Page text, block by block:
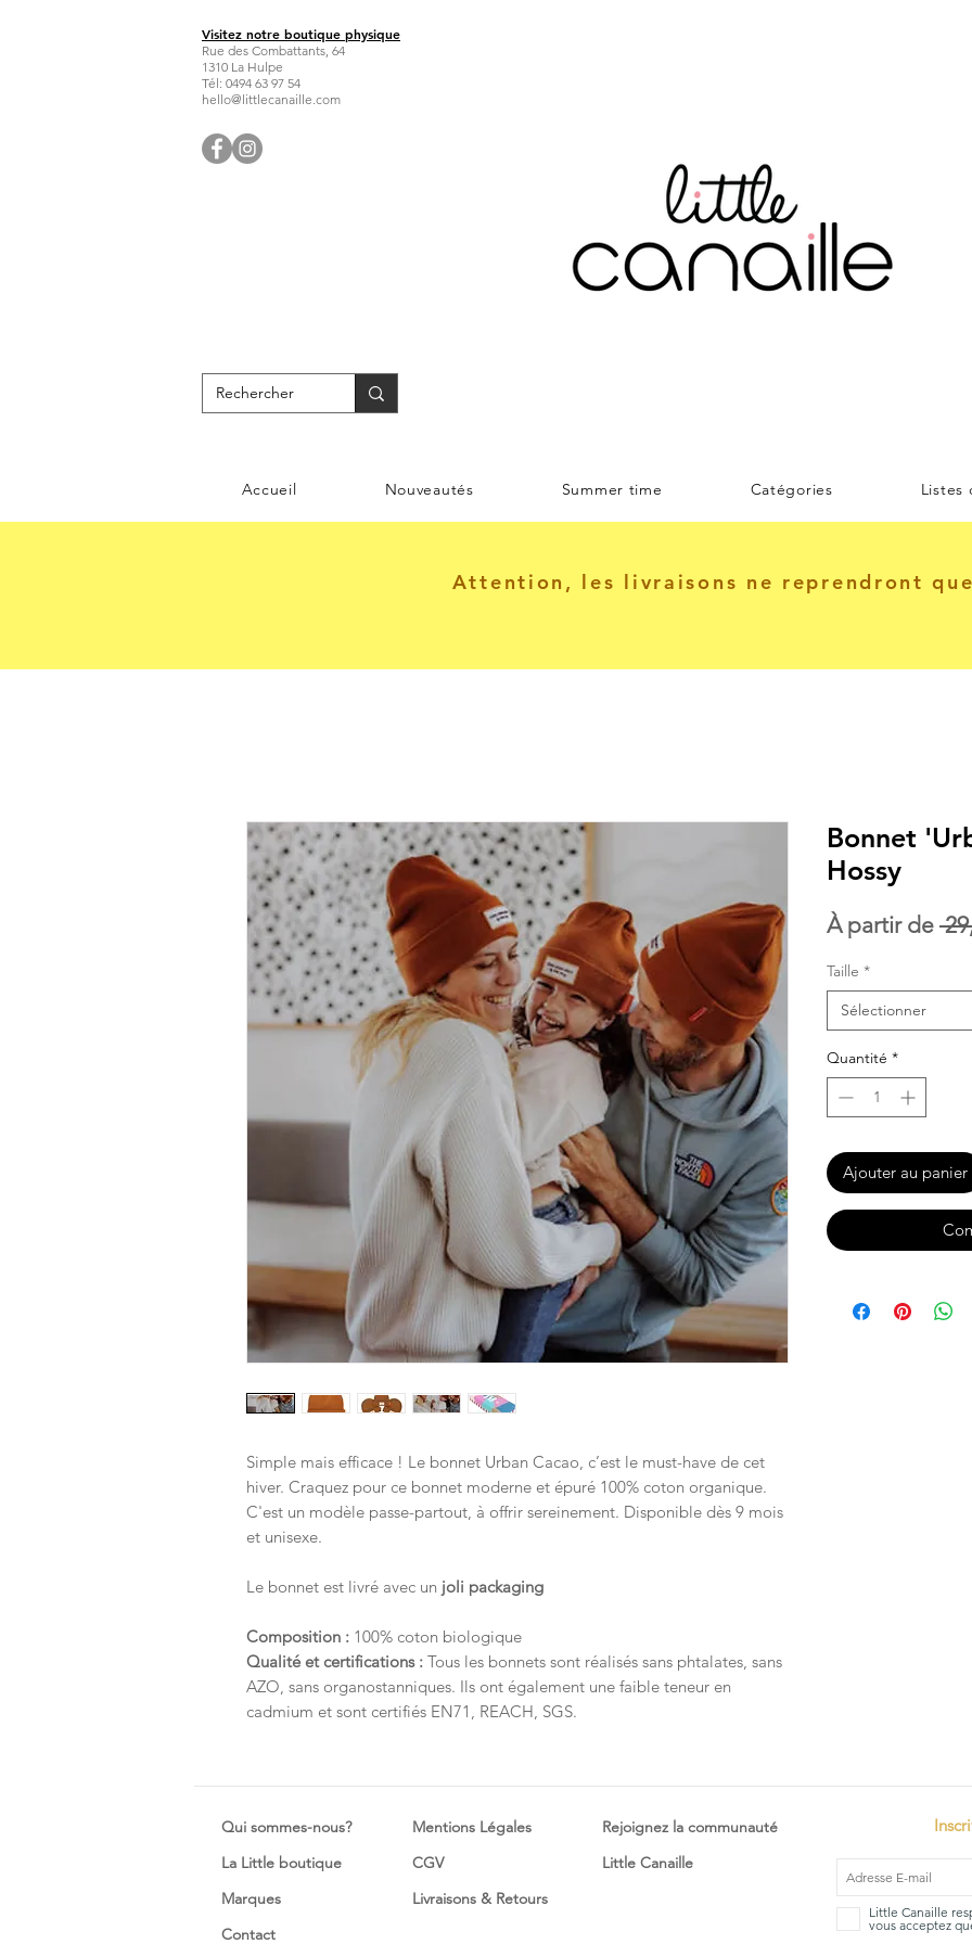
Visitez notre boutique physique
Rue des Combattants, 64
1310 La Hulpe
Tél: 0494 63 97 54
hello@littlecanaille.com
Accueil Nouveautés Summer time Catégories Listes
Attention, les livraisons ne reprendront
Simple mais efficace ! Le bonnet Urban Cacao, c’est le must-have de cet
hiver. Craquez pour ce bonnet moderne et épuré 100% coton organique.
C'est un modèle passe-partout, à offrir sereinement. Disponible dès 9 mois
et unisexe.
Le bonnet est livré avec un joli packaging
Composition : 100% coton biologique
Qualité et certifications : Tous les bonnets sont réalisés sans phtalates, sans
AZO, sans organostanniques. Ils ont également une faible teneur en
cadmium et sont certifiés EN71, REACH, SGS.
Bonnet
Hossy
À partir de
Taille *
Sélectionner
Quantité *
Ajouter au panier
Qui sommes-nous?
La Little boutique
Marques
Contact
Mentions Légales
CGV
Livraisons & Retours
Rejoignez la communauté
Little Canaille
Little Canaille
vous acceptez